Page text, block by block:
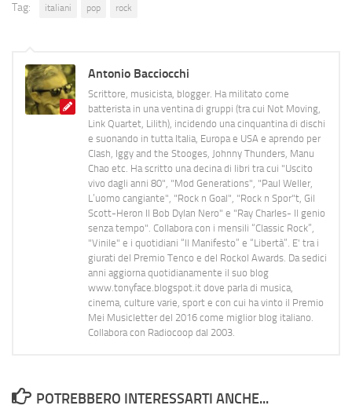
Tag: italiani pop rock
Antonio Bacciocchi
Scrittore, musicista, blogger. Ha militato come
batterista in una ventina di gruppi (tra cui Not Moving,
Link Quartet, Lilith), incidendo una cinquantina di dischi
e suonando in tutta Italia, Europa e USA e aprendo per
Clash, Iggy and the Stooges, Johnny Thunders, Manu
Chao etc. Ha scritto una decina di libri tra cui "Uscito
vivo dagli anni 80", "Mod Generations", "Paul Weller,
L’uomo cangiante", "Rock n Goal", "Rock n Spor"t, Gil
Scott-Heron Il Bob Dylan Nero" e "Ray Charles- Il genio
senza tempo". Collabora con i mensili “Classic Rock”,
"Vinile" e i quotidiani “Il Manifesto” e “Libertà”. E' tra i
giurati del Premio Tenco e del Rockol Awards. Da sedici
anni aggiorna quotidianamente il suo blog
www.tonyface.blogspot.it dove parla di musica,
cinema, culture varie, sport e con cui ha vinto il Premio
Mei Musicletter del 2016 come miglior blog italiano.
Collabora con Radiocoop dal 2003.
POTREBBERO INTERESSARTI ANCHE...